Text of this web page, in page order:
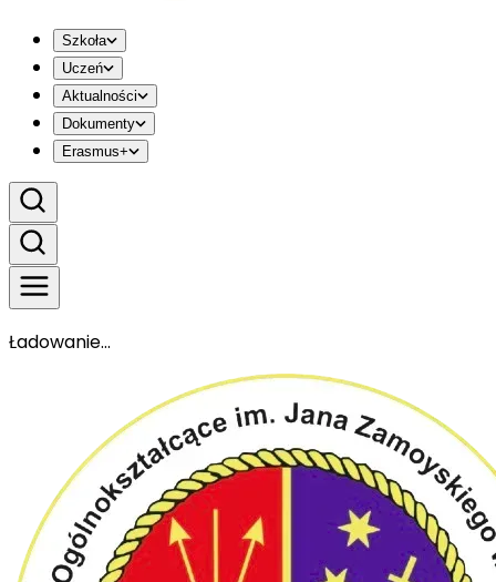
Szkoła
Uczeń
Aktualności
Dokumenty
Erasmus+
Ładowanie...